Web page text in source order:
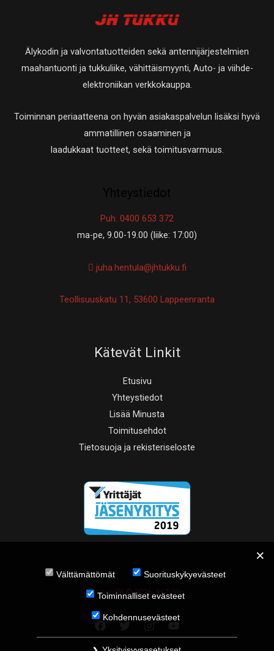
Älykodin ja valvontatuotteiden sekä antennijärjestelmien
maahantuonti ja tukkuliike, vähittäismyynti, Auto- ja viihde-
elektroniikan verkkokauppa.
Toiminnan periaatteena on hyvän asiakaspalvelun lisäksi hyvä
ammatillinen osaaminen ja
laadukkaat tuotteet, sekä toimitusvarmuus.
Puh. 0400 653 372
ma-pe, 9.00-19.00 (liike: 17:00)
juha.hentula@jhtukku.fi
Teollisuuskatu 11, 53600 Lappeenranta
Kätevät Linkit
Etusivu
Yhteystiedot
Lisää Minusta
Toimitusehdot
Tietosuoja ja rekisteriseloste
Copyright © 2026 JH Tukku
Välttämättömät Suorituskykyevästeet
Toiminnalliset evästeet
Kohdennusevästeet